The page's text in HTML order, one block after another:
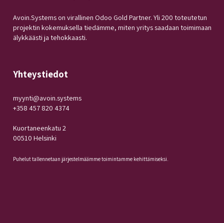
Avoin.Systems on virallinen Odoo Gold Partner. Yli 200 toteutetun
projektin kokemuksella tiedämme, miten yritys saadaan toimimaan
älykkäästi ja tehokkaasti.
Yhteystiedot
myynti@avoin.systems
+358 457 820 4374
Kuortaneenkatu 2
00510 Helsinki
Puhelut tallennetaan järjestelmäämme toimintamme kehittämiseksi.